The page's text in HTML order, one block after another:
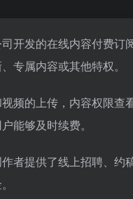
开发的在线内容付费
专属内容或其他特权。
频的上传，内容权限
能够及时续费。
者提供了线上招聘、